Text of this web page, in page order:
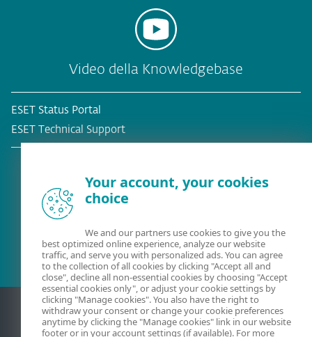
Video della Knowledgebase
ESET Status Portal
ESET Technical Support
Your account, your cookies
choice
We and our partners use cookies to give you the
best optimized online experience, analyze our website
traffic, and serve you with personalized ads. You can agree
to the collection of all cookies by clicking "Accept all and
close", decline all non-essential cookies by choosing "Accept
essential cookies only", or adjust your cookie settings by
clicking "Manage cookies". You also have the right to
withdraw your consent or change your cookie preferences
anytime by clicking the "Manage cookies" link in our website
footer or in your account settings (if available). For more